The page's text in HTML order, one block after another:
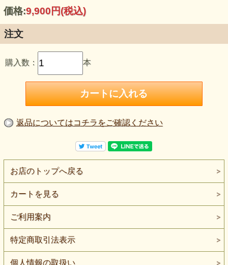
価格:9,900円(税込)
注文
購入数： 本
返品についてはコチラをご確認ください
お店のトップへ戻る
カートを見る
ご利用案内
特定商取引法表示
個人情報の取扱い